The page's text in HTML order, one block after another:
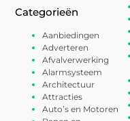
Categorieën
Aanbiedingen
Adverteren
Afvalverwerking
Alarmsysteem
Architectuur
Attracties
Auto’s en Motoren